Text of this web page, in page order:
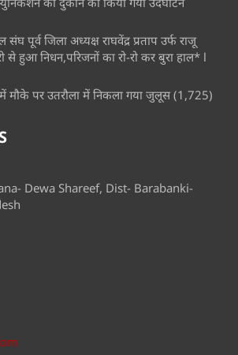
पूर्व जिला अध्यक्ष राघवेंद्र प्रताप उर्फ राजू
से हुआ निधन,परिजनों का रो-रो कर बुरा हाल* l
मौके पर उतरौला में निकला गया जुलूस (1,725)
Dewa Shareef, Dist- Barabanki-